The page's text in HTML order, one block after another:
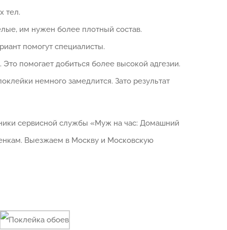
тел.
им нужен более плотный состав.
помогут специалисты.
помогает добиться более высокой адгезии.
немного замедлится. Зато результат
сервисной службы «Муж на час: Домашний
Выезжаем в Москву и Московскую